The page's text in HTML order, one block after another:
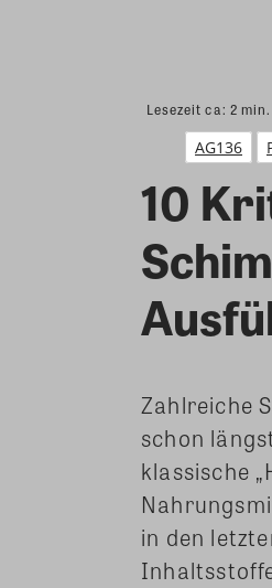
Lesezeit ca: 2 min.
AG136
10
Zahlreiche
schon
klassische
in den